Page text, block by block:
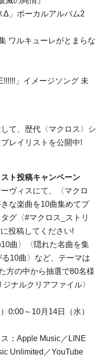
Δ」ボーカルアルバム2
ワルキューレがとまらな
」イメージソング 未
て、歴代〈マクロス〉シ
レイリストを公開中!
ト投稿キャンペーン
ヴィスにて、〈マクロ
な楽曲を10曲集めてプ
グ〈#マクロス_ストリ
投稿してください!
曲〉〈隠れた名曲を集
10曲〉など、テーマは
方の中から抽選で80名様
ナルクリアファイル〉
0:00～10月14日（水）
：Apple Music／LINE
Unlimited／YouTube